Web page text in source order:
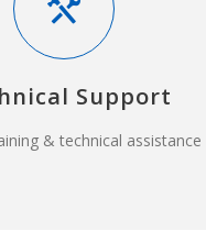
Support
& technical assistance